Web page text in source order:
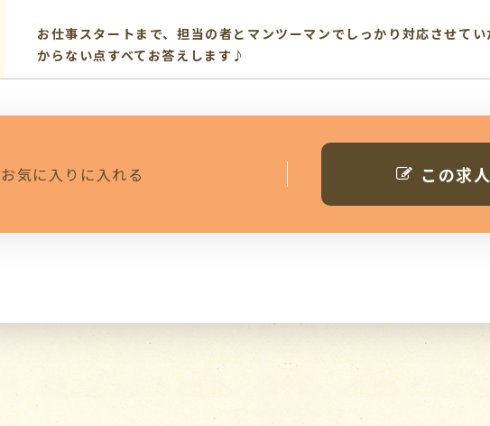
お仕事スタートまで、担当の者とマンツーマンでしっかり対応させて
からない点すべてお答えします♪
お気に入りに入れる この求